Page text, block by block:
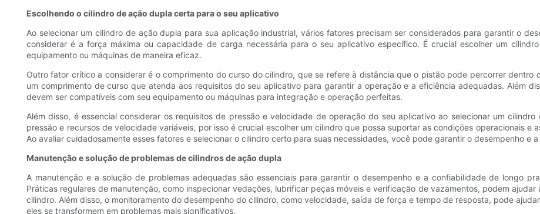
Escolhendo o cilindro de ação dupla certa para o seu aplicativo
Ao selecionar um cilindro de ação dupla para sua aplicação industrial, vários fatores precisam ser considerados para garantir o
considerar é a força máxima ou capacidade de carga necessária para o seu aplicativo específico. É crucial escolher um
equipamento ou máquinas de maneira eficaz.
Outro fator crítico a considerar é o comprimento do curso do cilindro, que se refere à distância que o pistão pode percorrer dentro
um comprimento de curso que atenda aos requisitos do seu aplicativo para garantir a operação e a eficiência adequadas. Além
devem ser compatíveis com seu equipamento ou máquinas para integração e operação perfeitas.
Além disso, é essencial considerar os requisitos de pressão e velocidade de operação do seu aplicativo ao selecionar um
pressão e recursos de velocidade variáveis, por isso é crucial escolher um cilindro que possa suportar as condições operacionais e
Ao avaliar cuidadosamente esses fatores e selecionar o cilindro certo para suas necessidades, você pode garantir o desempenho e
Manutenção e solução de problemas de cilindros de ação dupla
A manutenção e a solução de problemas adequadas são essenciais para garantir o desempenho e a confiabilidade de longo
Práticas regulares de manutenção, como inspecionar vedações, lubrificar peças móveis e verificação de vazamentos, podem
cilindro. Além disso, o monitoramento do desempenho do cilindro, como velocidade, saída de força e tempo de resposta, pode
eles se transformem em problemas mais significativos.